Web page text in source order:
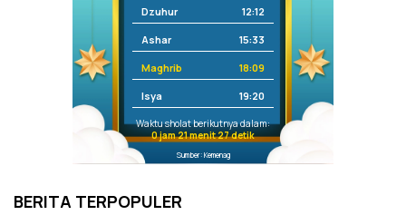
Dzuhur 12:12
Ashar 15:33
Maghrib 18:09
Isya 19:20
Waktu sholat berikutnya dalam:
0 jam 21 menit 27 detik
Sumber: Kemenag
BERITA TERPOPULER